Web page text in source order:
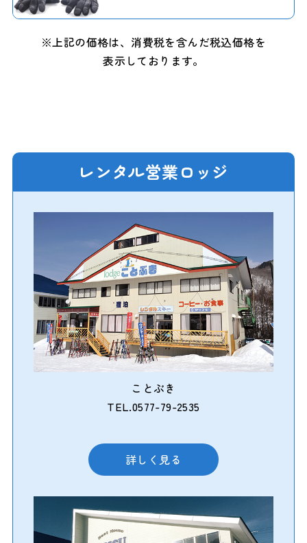
※上記の価格は、消費税を含んだ税込価格を
表示しております。
レンタル営業ロッジ
ことぶき
TEL.0577-79-2535
詳しく見る